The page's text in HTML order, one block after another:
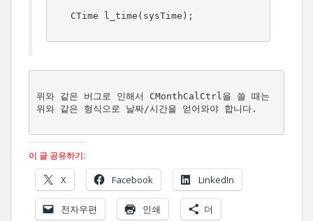
   CTime l_time(sysTime);
위와 같은 버그로 인해서 CMonthCalCtrl을 쓸 때는
위와 같은 형식으로 날짜/시간을 얻어와야 합니다.
이 글 공유하기:
X Facebook LinkedIn
전자우편 인쇄 더